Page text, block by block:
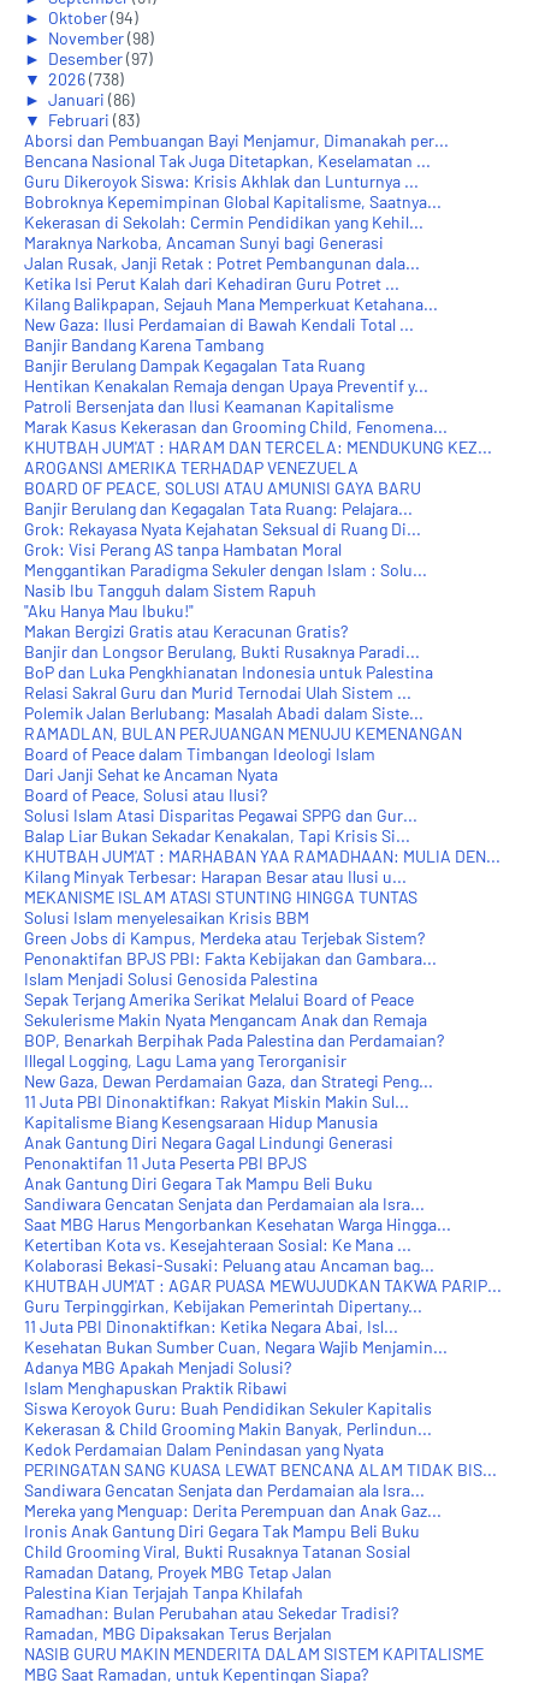
► Oktober(94)
► November(98)
► Desember(97)
▼ 2026(738)
► Januari (86)
▼ Februari (83)
Aborsi dan Pembuangan Bayi Menjamur, Dimanakah per...
Bencana Nasional Tak Juga Ditetapkan, Keselamatan ...
Guru Dikeroyok Siswa: Krisis Akhlak dan Lunturnya ...
Bobroknya Kepemimpinan Global Kapitalisme, Saatnya...
Kekerasan di Sekolah: Cermin Pendidikan yang Kehil...
Maraknya Narkoba, Ancaman Sunyi bagi Generasi
Jalan Rusak, Janji Retak : Potret Pembangunan dala...
Ketika Isi Perut Kalah dari Kehadiran Guru Potret ...
Kilang Balikpapan, Sejauh Mana Memperkuat Ketahana...
New Gaza: Ilusi Perdamaian di Bawah Kendali Total ...
Banjir Bandang Karena Tambang
Banjir Berulang Dampak Kegagalan Tata Ruang
Hentikan Kenakalan Remaja dengan Upaya Preventif y...
Patroli Bersenjata dan Ilusi Keamanan Kapitalisme
Marak Kasus Kekerasan dan Grooming Child, Fenomena...
KHUTBAH JUM'AT : HARAM DAN TERCELA: MENDUKUNG KEZ...
AROGANSI AMERIKA TERHADAP VENEZUELA
BOARD OF PEACE, SOLUSI ATAU AMUNISI GAYA BARU
Banjir Berulang dan Kegagalan Tata Ruang: Pelajara...
Grok: Rekayasa Nyata Kejahatan Seksual di Ruang Di...
Grok: Visi Perang AS tanpa Hambatan Moral
Menggantikan Paradigma Sekuler dengan Islam : Solu...
Nasib Ibu Tangguh dalam Sistem Rapuh
"Aku Hanya Mau Ibuku!"
Makan Bergizi Gratis atau Keracunan Gratis?
Banjir dan Longsor Berulang, Bukti Rusaknya Paradi...
BoP dan Luka Pengkhianatan Indonesia untuk Palestina
Relasi Sakral Guru dan Murid Ternodai Ulah Sistem ...
Polemik Jalan Berlubang: Masalah Abadi dalam Siste...
RAMADLAN, BULAN PERJUANGAN MENUJU KEMENANGAN
Board of Peace dalam Timbangan Ideologi Islam
Dari Janji Sehat ke Ancaman Nyata
Board of Peace, Solusi atau Ilusi?
Solusi Islam Atasi Disparitas Pegawai SPPG dan Gur...
Balap Liar Bukan Sekadar Kenakalan, Tapi Krisis Si...
KHUTBAH JUM'AT : MARHABAN YAA RAMADHAAN: MULIA DEN...
Kilang Minyak Terbesar: Harapan Besar atau Ilusi u...
MEKANISME ISLAM ATASI STUNTING HINGGA TUNTAS
Solusi Islam menyelesaikan Krisis BBM
Green Jobs di Kampus, Merdeka atau Terjebak Sistem?
Penonaktifan BPJS PBI: Fakta Kebijakan dan Gambara...
Islam Menjadi Solusi Genosida Palestina
Sepak Terjang Amerika Serikat Melalui Board of Peace
Sekulerisme Makin Nyata Mengancam Anak dan Remaja
BOP, Benarkah Berpihak Pada Palestina dan Perdamaian?
Illegal Logging, Lagu Lama yang Terorganisir
New Gaza, Dewan Perdamaian Gaza, dan Strategi Peng...
11 Juta PBI Dinonaktifkan: Rakyat Miskin Makin Sul...
Kapitalisme Biang Kesengsaraan Hidup Manusia
Anak Gantung Diri Negara Gagal Lindungi Generasi
Penonaktifan 11 Juta Peserta PBI BPJS
Anak Gantung Diri Gegara Tak Mampu Beli Buku
Sandiwara Gencatan Senjata dan Perdamaian ala Isra...
Saat MBG Harus Mengorbankan Kesehatan Warga Hingga...
Ketertiban Kota vs. Kesejahteraan Sosial: Ke Mana ...
Kolaborasi Bekasi-Susaki: Peluang atau Ancaman bag...
KHUTBAH JUM'AT : AGAR PUASA MEWUJUDKAN TAKWA PARIP...
Guru Terpinggirkan, Kebijakan Pemerintah Dipertany...
11 Juta PBI Dinonaktifkan: Ketika Negara Abai, Isl...
Kesehatan Bukan Sumber Cuan, Negara Wajib Menjamin...
Adanya MBG Apakah Menjadi Solusi?
Islam Menghapuskan Praktik Ribawi
Siswa Keroyok Guru: Buah Pendidikan Sekuler Kapitalis
Kekerasan & Child Grooming Makin Banyak, Perlindun...
Kedok Perdamaian Dalam Penindasan yang Nyata
PERINGATAN SANG KUASA LEWAT BENCANA ALAM TIDAK BIS...
Sandiwara Gencatan Senjata dan Perdamaian ala Isra...
Mereka yang Menguap: Derita Perempuan dan Anak Gaz...
Ironis Anak Gantung Diri Gegara Tak Mampu Beli Buku
Child Grooming Viral, Bukti Rusaknya Tatanan Sosial
Ramadan Datang, Proyek MBG Tetap Jalan
Palestina Kian Terjajah Tanpa Khilafah
Ramadhan: Bulan Perubahan atau Sekedar Tradisi?
Ramadan, MBG Dipaksakan Terus Berjalan
NASIB GURU MAKIN MENDERITA DALAM SISTEM KAPITALISME
MBG Saat Ramadan, untuk Kepentingan Siapa?